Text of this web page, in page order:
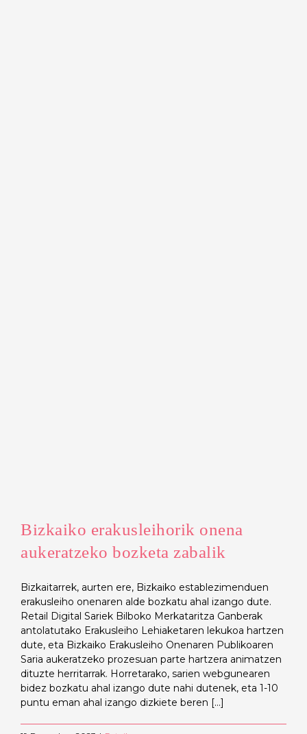
Bizkaiko erakusleihorik onena
aukeratzeko bozketa zabalik
Bizkaitarrek, aurten ere, Bizkaiko establezimenduen
erakusleiho onenaren alde bozkatu ahal izango dute.
Retail Digital Sariek Bilboko Merkataritza Ganberak
antolatutako Erakusleiho Lehiaketaren lekukoa hartzen
dute, eta Bizkaiko Erakusleiho Onenaren Publikoaren
Saria aukeratzeko prozesuan parte hartzera animatzen
dituzte herritarrak. Horretarako, sarien webgunearen
bidez bozkatu ahal izango dute nahi dutenek, eta 1-10
puntu eman ahal izango dizkiete beren [...]